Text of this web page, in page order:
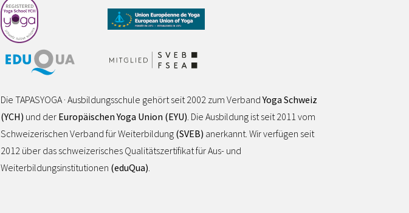
Die TAPASYOGA · Ausbildungsschule gehört seit 2002 zum VerbandYoga Schweiz
(YCH) und der Europäischen Yoga Union (EYU) . Die Ausbildung ist seit 2011 vom
Schweizerischen Verband für Weiterbildung (SVEB) anerkannt. Wir verfügen seit
2012 über das schweizerisches Qualitätszertifikat für Aus- und
Weiterbildungsinstitutionen (eduQua)